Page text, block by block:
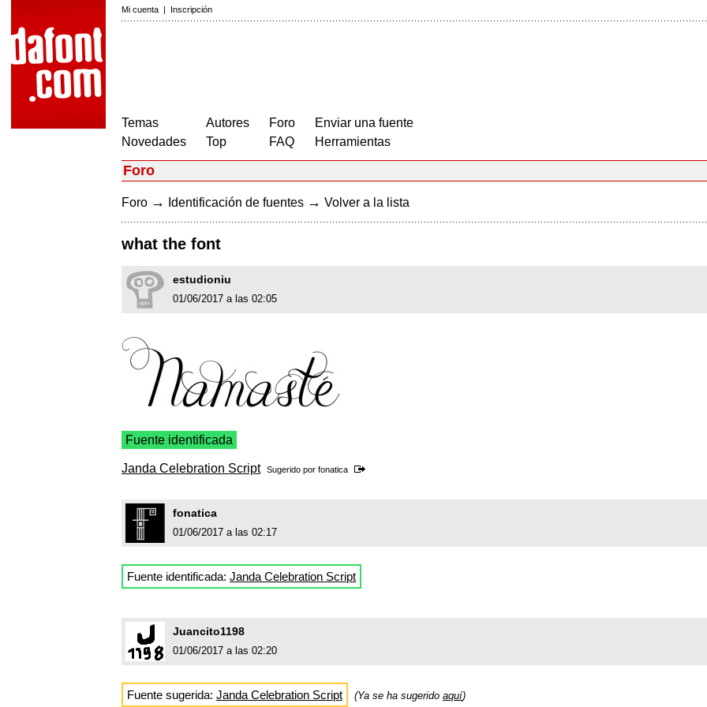
Mi cuenta | Inscripción
Temas
Novedades
Autores
Top
Foro
FAQ
Enviar una fuente
Herramientas
Foro
Foro → Identificación de fuentes → Volver a la lista
what the font
estudioniu
01/06/2017 a las 02:05
Fuente identificada
Janda Celebration Script Sugerido por fonatica
fonatica
01/06/2017 a las 02:17
Fuente identificada: Janda Celebration Script
Juancito1198
01/06/2017 a las 02:20
Fuente sugerida: Janda Celebration Script (Ya se ha sugerido aquí)